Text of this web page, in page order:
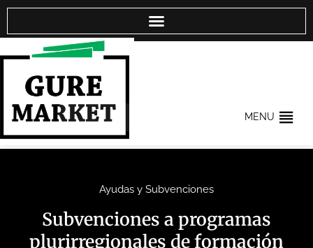
MENU
Ayudas y Subvenciones
Subvenciones a programas
plurirregionales de formación